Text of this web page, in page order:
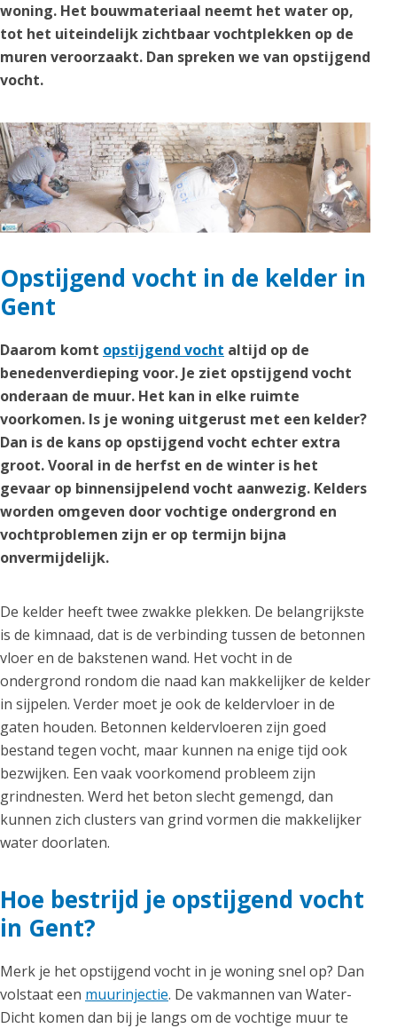
woning. Het bouwmateriaal neemt het water op,
tot het uiteindelijk zichtbaar vochtplekken op de
muren veroorzaakt. Dan spreken we van opstijgend
vocht.
Opstijgend vocht in de kelder in
Gent
Daarom komt opstijgend vocht altijd op de
benedenverdieping voor. Je ziet opstijgend vocht
onderaan de muur. Het kan in elke ruimte
voorkomen. Is je woning uitgerust met een kelder?
Dan is de kans op opstijgend vocht echter extra
groot. Vooral in de herfst en de winter is het
gevaar op binnensijpelend vocht aanwezig. Kelders
worden omgeven door vochtige ondergrond en
vochtproblemen zijn er op termijn bijna
onvermijdelijk.
De kelder heeft twee zwakke plekken. De belangrijkste
is de kimnaad, dat is de verbinding tussen de betonnen
vloer en de bakstenen wand. Het vocht in de
ondergrond rondom die naad kan makkelijker de kelder
in sijpelen. Verder moet je ook de keldervloer in de
gaten houden. Betonnen keldervloeren zijn goed
bestand tegen vocht, maar kunnen na enige tijd ook
bezwijken. Een vaak voorkomend probleem zijn
grindnesten. Werd het beton slecht gemengd, dan
kunnen zich clusters van grind vormen die makkelijker
water doorlaten.
Hoe bestrijd je opstijgend vocht
in Gent?
Merk je het opstijgend vocht in je woning snel op? Dan
volstaat een muurinjectie. De vakmannen van Water-
Dicht komen dan bij je langs om de vochtige muur te